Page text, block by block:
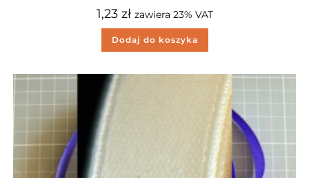
1,23 zł zawiera 23% VAT
Dodaj do koszyka